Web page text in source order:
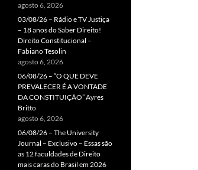
agosto 6, 2026
03/08/26 – Rádio e TV Justiça
– 18 anos do Saber Direito!
Direito Constitucional –
Fabiano Tesolin
agosto 6, 2026
06/08/26 – “O QUE DEVE
PREVALECER É A VONTADE
DA CONSTITUIÇÃO” Ayres
Britto
agosto 6, 2026
06/08/26 – The University
Journal – Exclusivo – Essas são
as 12 faculdades de Direito
mais caras do Brasil em 2026